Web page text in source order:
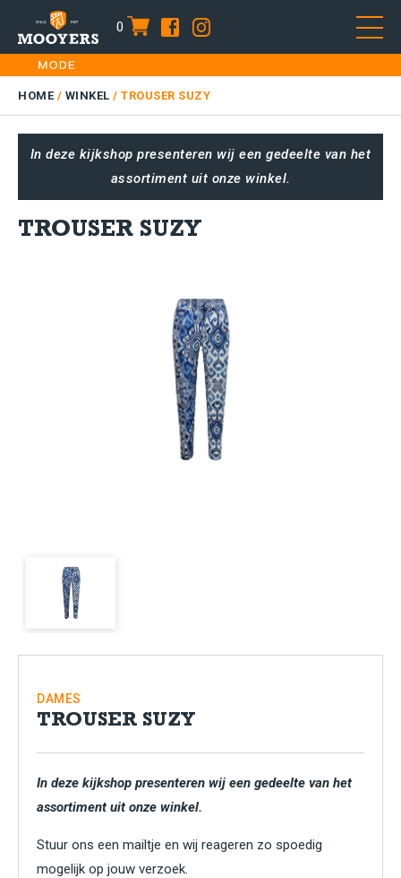
0 item
Skip
to
content
HOME
DAMES
KIDS
PLUS SIZE
HOME/ WINKEL / TROUSER SUZY
In deze kijkshop presenteren wij een gedeelte van het
assortiment uit onze winkel.
TROUSER SUZY
DAMES
TROUSER SUZY
In deze kijkshop presenteren wij een gedeelte van het
assortiment uit onze winkel.
Stuur ons een mailtje en wij reageren zo spoedig
mogelijk op jouw verzoek.